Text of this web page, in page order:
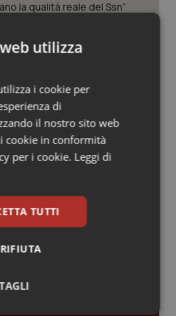
la qualità reale del Ssn”
La sfida ora è
professionisti e servizi. Il
Conferenza delle Regioni
di Milano. Ispezioni e
stop al
di Embriologia
infrastrutture,
utilizza
i cookie per
di
il nostro sito web
cookie in conformità
per i cookie. Leggi di
TUTTI
RIFIUTA